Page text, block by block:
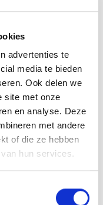
advertenties te
media te bieden
Ook delen we
site met onze
en analyse. Deze
met andere
of die ze hebben
hun services.
Rico Design
Groot
Afmeting: Kleinste